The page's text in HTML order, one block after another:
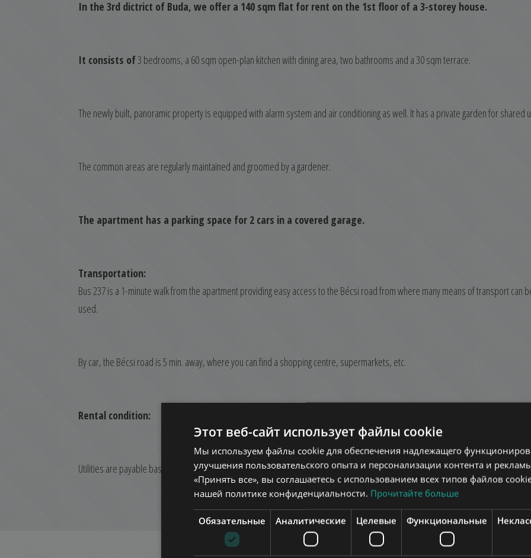
​In the 3rd dictrict of Buda, we offer a 140 sqm flat for rent on the 1st floor of a 3-storey house.
It consists of3 bedrooms, a 60 sqm open-plan kitchen with dining area, two bathrooms and a 30 sqm terrace.
The newly built, panoramic property is equipped with alarm system and air conditioning as well. It has a private garden for shared
The common areas are regularly maintained and groomed by a gardener.
The apartment has a parking space for 2 cars in a covered garage.
Transportation:
Bus 237 is a 1-minute walk from the apartment providing easy access to the Bécsi road from where many means of transport can
used.
By car, the Bécsi road is 5 min. away, where you can find a shopping centre, supermarkets, etc.
Rental condition:
Utilities are payable based on consumption.
Этот веб-сайт использует файлы cookie
Мы используем файлы cookie для обеспечения надлежащего
улучшения пользовательского опыта и персонализации контента и
«Принять все», вы соглашаетесь с использованием всех типов файлов
нашей политике конфиденциальности. Прочитайте больше
Обязательные Аналитические Целевые Функциональные